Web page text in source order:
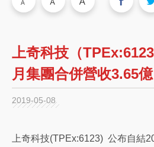
上奇科技（
月集團合併營收3.65
2019-05-08
上奇科技(TPEx:6123) 公布自結